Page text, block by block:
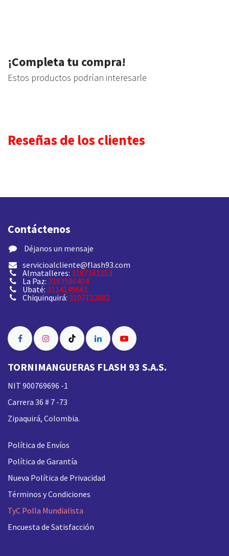
¡Completa tu compra!
Estos productos podrían interesarle
Reseñas de los clientes
Contáctenos
​ Déjanos un mensaje
servicioalcliente@flash93.com
Almatalleres: 3187161253
La Paz: 3183586404
Ubaté: 3114149661
Chiquinquirá: 3107122882
TORNIMANGUERAS FLASH 93 S.A.S.
NIT 900769696 -1
Carrera 36 # 7 -73
Zipaquirá, Colombia.
Política de Envíos
Política de Garantía
Nueva Política de Privacidad
Términos y Condiciones
TyC Polla Mundialista
Encuesta de Satisfacción